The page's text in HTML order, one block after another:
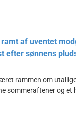
af uventet
efter sønnens
rammen om utallige
sommeraftener og et